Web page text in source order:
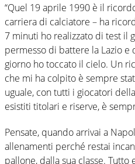
“Quel 19 aprile 1990 è il
carriera di calciatore – ha
7 minuti ho realizzato di test il
permesso di battere la Lazio
giorno ho toccato il cielo. Un
che mi ha colpito è sempre
uguale, con tutti i giocatori
esistiti titolari e riserve, è
Pensate, quando arrivai a
allenamenti perché restai
pallone, dalla sua classe.